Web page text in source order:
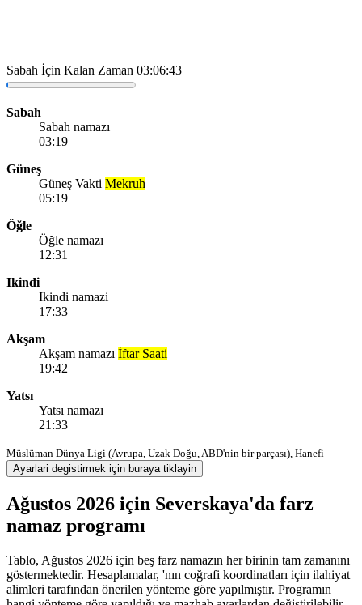
Sabah İçin Kalan Zaman 03:06:43
Sabah
Sabah namazı
03:19
Güneş
Güneş Vakti Mekruh
05:19
Öğle
Öğle namazı
12:31
Ikindi
Ikindi namazi
17:33
Akşam
Akşam namazı İftar Saati
19:42
Yatsı
Yatsı namazı
21:33
Müslüman Dünya Ligi (Avrupa, Uzak Doğu, ABD'nin bir parçası), Hanefi
Ayarlari degistirmek için buraya tiklayin
Ağustos 2026 için Severskaya'da farz
namaz programı
Tablo, Ağustos 2026 için beş farz namazın her birinin tam zamanını
göstermektedir. Hesaplamalar, 'nın coğrafi koordinatları için ilahiyat
alimleri tarafından önerilen yönteme göre yapılmıştır. Programın